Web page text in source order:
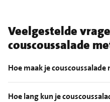
Veelgestelde
couscoussalade
Hoe maak je couscoussalade
Hoe lang kun je